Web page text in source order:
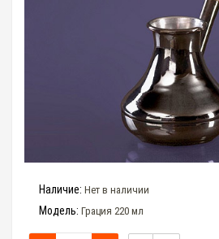
Наличие: Нет в наличии
Модель: Грация 220 мл